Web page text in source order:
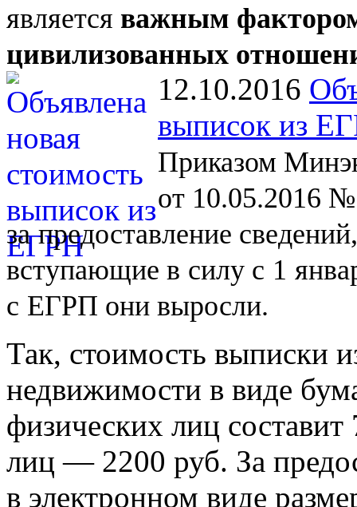
является важным
цивилизованных
12.10.2016
выписок из
Приказом
от 10.05.2016 №
за предоставление
вступающие в силу с 1
с ЕГРП они выросли.
Так, стоимость выписки
недвижимости в виде
физических лиц
лиц — 2200 руб. За
в электронном виде